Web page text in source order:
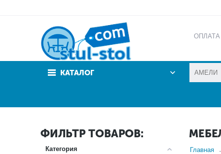
ОПЛАТА
КАТАЛОГ
ФИЛЬТР ТОВАРОВ:
Категория Главная